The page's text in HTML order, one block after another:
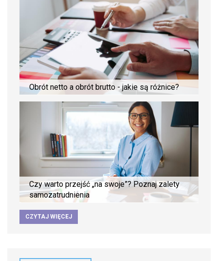
Obrót netto a obrót brutto - jakie są różnice?
Czy warto przejść „na swoje”? Poznaj zalety
samozatrudnienia
CZYTAJ WIĘCEJ